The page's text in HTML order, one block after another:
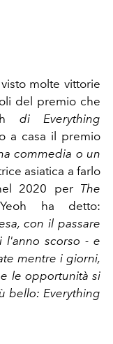
molte vittorie
del premio che
di Everything
a casa il premio
commedia o un
asiatica a farlo
2020 per The
ha detto:
con il passare
scorso - e
mentre i giorni,
le opportunità si
bello: Everything